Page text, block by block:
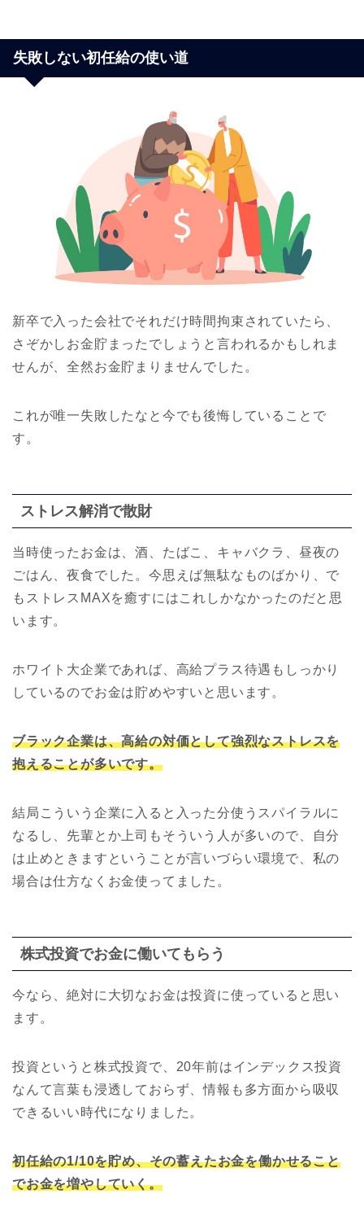
失敗しない初任給の使い道
新卒で入った会社でそれだけ時間拘束されていたら、
さぞかしお金貯まったでしょうと言われるかもしれま
せんが、全然お金貯まりませんでした。
これが唯一失敗したなと今でも後悔していることで
す。
ストレス解消で散財
当時使ったお金は、酒、たばこ、キャバクラ、昼夜の
ごはん、夜食でした。今思えば無駄なものばかり、で
もストレスMAXを癒すにはこれしかなかったのだと思
います。
ホワイト大企業であれば、高給プラス待遇もしっかり
しているのでお金は貯めやすいと思います。
ブラック企業は、高給の対価として強烈なストレスを
抱えることが多いです。
結局こういう企業に入ると入った分使うスパイラルに
なるし、先輩とか上司もそういう人が多いので、自分
は止めときますということが言いづらい環境で、私の
場合は仕方なくお金使ってました。
株式投資でお金に働いてもらう
今なら、絶対に大切なお金は投資に使っていると思い
ます。
投資というと株式投資で、20年前はインデックス投資
なんて言葉も浸透しておらず、情報も多方面から吸収
できるいい時代になりました。
初任給の1/10を貯め、その蓄えたお金を働かせること
でお金を増やしていく。